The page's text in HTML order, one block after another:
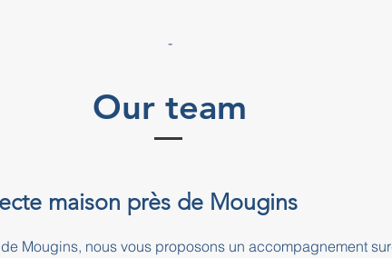
-
Our team
maison près de Mougins
Mougins, nous vous proposons un accompagnement